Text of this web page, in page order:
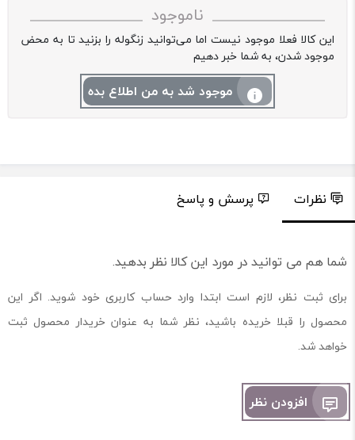
ناموجود
این کالا فعلا موجود نیست اما می‌توانید زنگوله را بزنید تا به محض
موجود شدن، به شما خبر دهیم
موجود شد به من اطلاع بده
نظرات پرسش و پاسخ
شما هم می توانید در مورد این کالا نظر بدهید.
برای ثبت نظر، لازم است ابتدا وارد حساب کاربری خود شوید. اگر این
محصول را قبلا خریده باشید، نظر شما به عنوان خریدار محصول ثبت
خواهد شد.
افزودن نظر